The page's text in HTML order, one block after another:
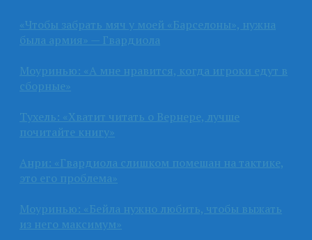
«Чтобы забрать мяч у моей «Барселоны», нужна
была армия» — Гвардиола
Моуринью: «А мне нравится, когда игроки едут в
сборные»
Тухель: «Хватит читать о Вернере, лучше
почитайте книгу»
Анри: «Гвардиола слишком помешан на тактике,
это его проблема»
Моуринью: «Бейла нужно любить, чтобы выжать
из него максимум»